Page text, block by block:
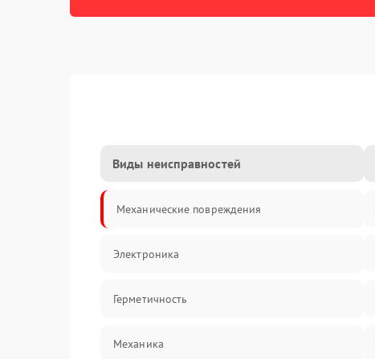
Виды неисправностей
Механические повреждения
Электроника
Герметичность
Механика